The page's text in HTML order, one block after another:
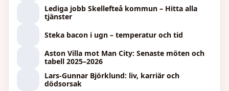
Lediga jobb Skellefteå kommun – Hitta alla
tjänster
Steka bacon i ugn – temperatur och tid
Aston Villa mot Man City: Senaste möten och
tabell 2025–2026
Lars-Gunnar Björklund: liv, karriär och
dödsorsak